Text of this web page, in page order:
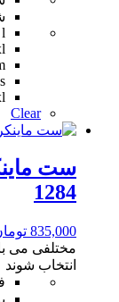
l
s
Clear
1284
835,000
مختلفی می
انتخاب شوند